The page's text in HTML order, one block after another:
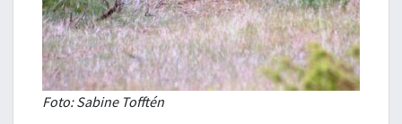
Foto: Sabine Tofftén